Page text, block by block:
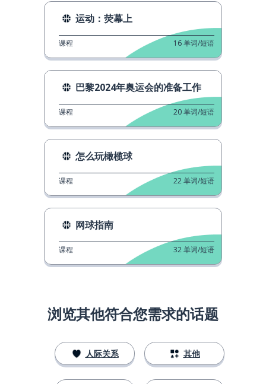
运动：荧幕上
课程 16单词/短语
巴黎2024年奥运会的准备工作
课程 20单词/短语
怎么玩橄榄球
课程 22单词/短语
网球指南
课程 32单词/短语
浏览其他符合您需求的话题
人际关系 其他